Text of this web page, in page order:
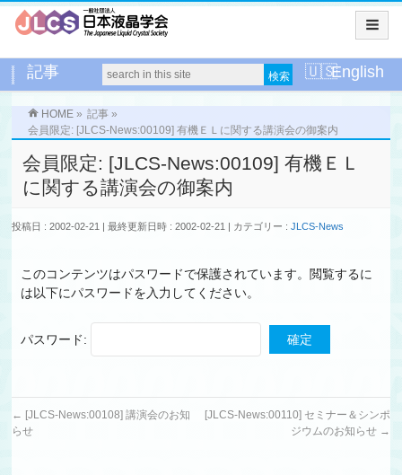
記事 English
HOME » 記事 »
会員限定: [JLCS-News:00109] 有機ＥＬに関する講演会の御案内
会員限定: [JLCS-News:00109] 有機ＥＬ
に関する講演会の御案内
投稿日 : 2002-02-21 最終更新日時 : 2002-02-21 カテゴリー :JLCS-News
このコンテンツはパスワードで保護されています。閲覧するに
は以下にパスワードを入力してください。
パスワード:
← [JLCS-News:00108] 講演会のお知
らせ
[JLCS-News:00110] セミナー＆シンポ
ジウムのお知らせ →